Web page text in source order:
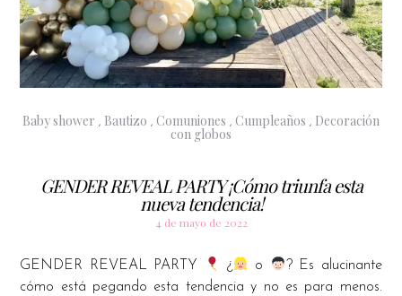
Baby shower , Bautizo , Comuniones , Cumpleaños , Decoración
con globos
GENDER REVEAL PARTY ¡Cómo triunfa esta
nueva tendencia!
4 de mayo de 2022
GENDER REVEAL PARTY ¿ o
? Es alucinante
cómo está pegando esta tendencia y no es para menos.